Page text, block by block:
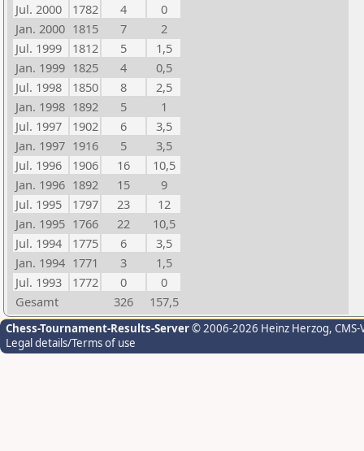
Jul. 2000
1782 4
0
Jan. 2000 1815 7
2
Jul. 1999
1812 5
1,5
Jan. 1999 1825 4
0,5
Jul. 1998
1850 8
2,5
Jan. 1998 1892 5
1
Jul. 1997
1902 6
3,5
Jan. 1997 1916 5
3,5
Jul. 1996
1906 16
10,5
Jan. 1996 1892 15
9
Jul. 1995
1797 23
12
Jan. 1995 1766 22
10,5
Jul. 1994
1775 6
3,5
Jan. 1994 1771 3
1,5
Jul. 1993
1772 0
0
Gesamt
326 157,5
Chess-Tournament-Results-Server© 2006-2026 Heinz Herzog,
Legal details/Terms of use